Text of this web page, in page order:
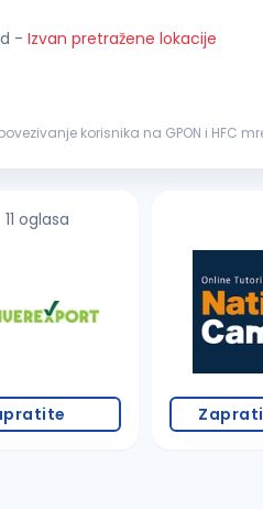
- Izvan pretražene lokacije
11 oglasa